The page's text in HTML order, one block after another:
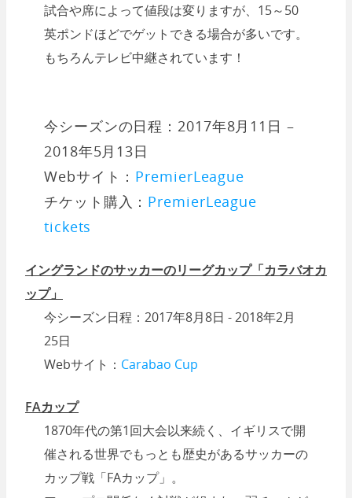
試合や席によって値段は変りますが、15～50
英ポンドほどでゲットできる場合が多いです。
もちろんテレビ中継されています！
今シーズンの日程：2017年8月11日 –
2018年5月13日
Webサイト： PremierLeague
チケット購入： PremierLeague
tickets
イングランドのサッカーのリーグカップ「カラバオカ
ップ」
今シーズン日程：2017年8月8日 - 2018年2月
25日
Webサイト： Carabao Cup
FAカップ
1870年代の第1回大会以来続く、イギリスで開
催される世界でもっとも歴史があるサッカーの
カップ戦「FAカップ」。